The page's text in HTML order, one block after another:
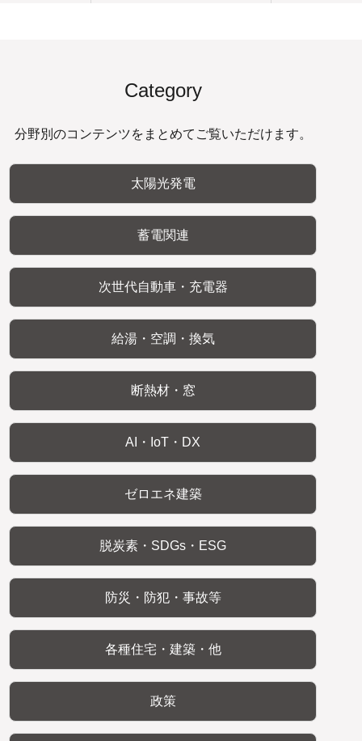
Category
分野別のコンテンツをまとめてご覧いただけます。
太陽光発電
蓄電関連
次世代自動車・充電器
給湯・空調・換気
断熱材・窓
AI・IoT・DX
ゼロエネ建築
脱炭素・SDGs・ESG
防災・防犯・事故等
各種住宅・建築・他
政策